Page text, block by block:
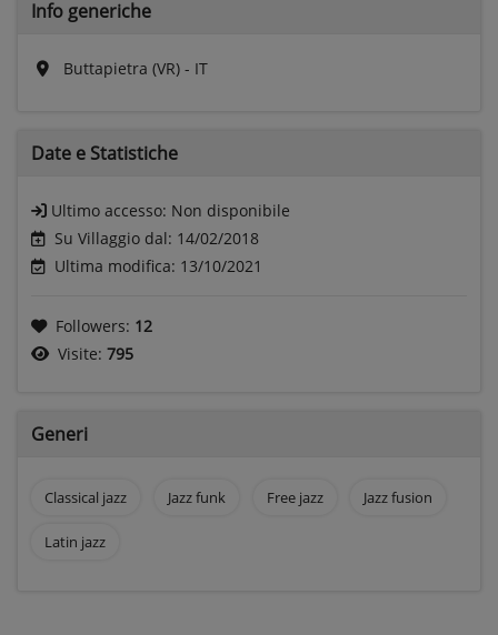
Info generiche
Buttapietra (VR) - IT
Date e Statistiche
Ultimo accesso: Non disponibile
Su Villaggio dal: 14/02/2018
Ultima modifica: 13/10/2021
Followers: 12
Visite: 795
Generi
Classical jazz Jazz funk Free jazz Jazz fusion
Latin jazz